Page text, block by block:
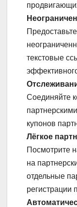
текстовые
Соединяйте
купонов
Лёгкое
Посмотрите
на
отдельные
регистрации